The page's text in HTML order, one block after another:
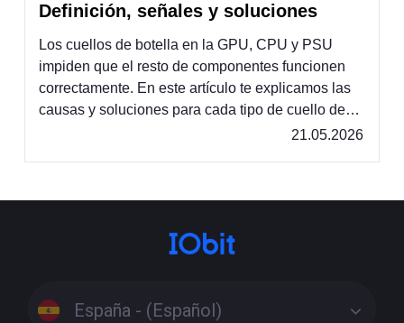
Definición, señales y soluciones
Los cuellos de botella en la GPU, CPU y PSU
impiden que el resto de componentes funcionen
correctamente. En este artículo te explicamos las
causas y soluciones para cada tipo de cuello de
21.05.2026
España - (Español)